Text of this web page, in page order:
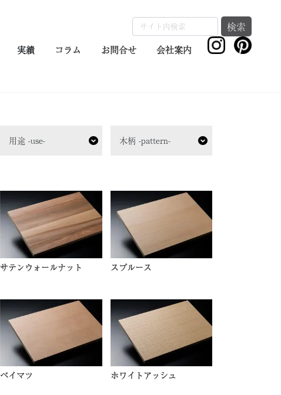
実績 コラム お問合せ 会社案内
検索
用途 -use- 木柄 -pattern-
サテンウォールナット スプルース
ベイマツ ホワイトアッシュ